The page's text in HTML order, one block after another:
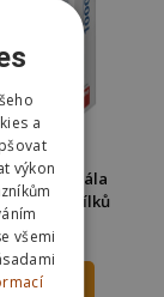
Katedrála
1000 dílků
350 Kč
DO KOŠÍKU
a
výkon
všemi